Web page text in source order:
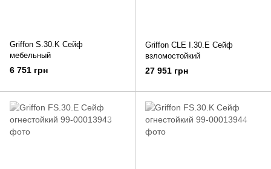
Griffon S.30.K Сейф
мебельный
6 751 грн
Griffon CLE I.30.E Сейф
взломостойкий
27 951 грн